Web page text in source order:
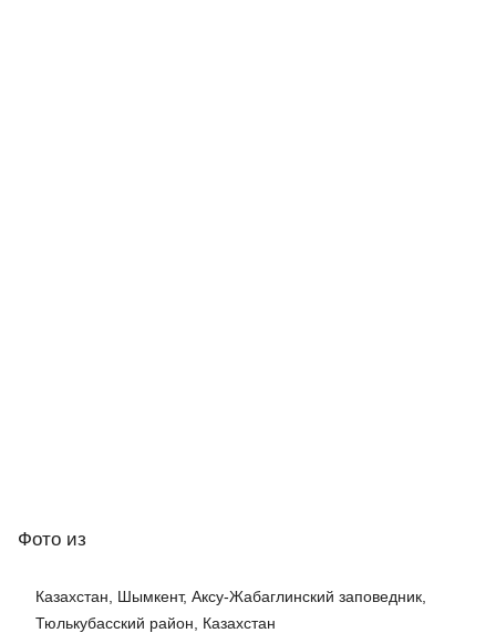
Фото из
Казахстан, Шымкент, Аксу-Жабаглинский заповедник,
Тюлькубасский район, Казахстан